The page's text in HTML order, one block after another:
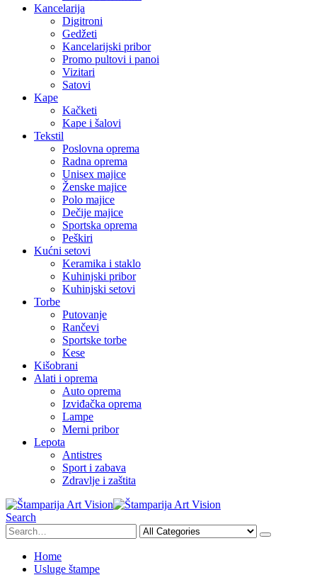
Kancelarija
Digitroni
Gedžeti
Kancelarijski pribor
Promo pultovi i panoi
Vizitari
Satovi
Kape
Kačketi
Kape i šalovi
Tekstil
Poslovna oprema
Radna oprema
Unisex majice
Ženske majice
Polo majice
Dečije majice
Sportska oprema
Peškiri
Kućni setovi
Keramika i staklo
Kuhinjski pribor
Kuhinjski setovi
Torbe
Putovanje
Rančevi
Sportske torbe
Kese
Kišobrani
Alati i oprema
Auto oprema
Izviđačka oprema
Lampe
Merni pribor
Lepota
Antistres
Sport i zabava
Zdravlje i zaštita
Search
Home
Usluge štampe